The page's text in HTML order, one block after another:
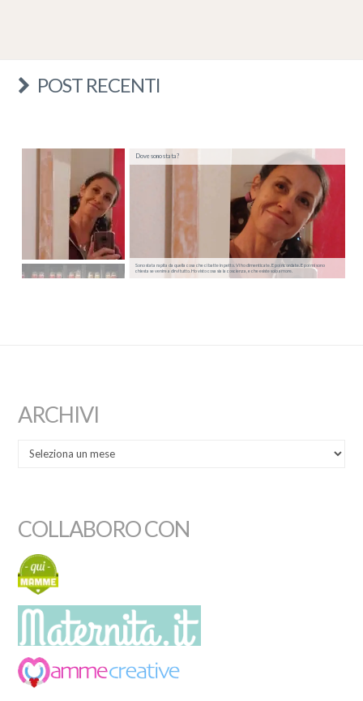
POST RECENTI
Sono stata rapita da quella cosa che ci batte in petto. Vi ho dimenticate. E poi ricordate. E poi mi sono
chiesta se venire a dirvi tutto. Ho visto cosa sia la coscienza, e che esiste solo amore.
Dove sono stata?
ARCHIVI
COLLABORO CON